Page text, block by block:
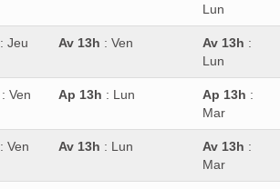
Lun
: Jeu Av 13h : Ven Av 13h :
Lun
: Ven Ap 13h : Lun Ap 13h :
Mar
: Ven Av 13h : Lun Av 13h :
Mar